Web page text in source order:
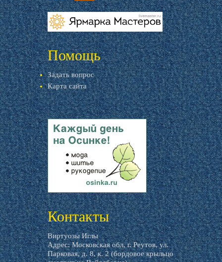
vk.com ok.ru
livemaster.ru
Помощь
Задать вопрос
Карта сайта
livemaster.ru
Контакты
Виртуозы Иглы
Адрес: Московская обл, г. Реутов, ул.
Парковая, д. 8, к. 2 (бордовое крыльцо